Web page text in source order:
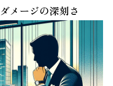
メージの深刻さ